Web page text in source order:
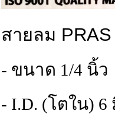
สายลม
- ขนาด 1/4 นิ้ว
- I.D. (โตใน) 6